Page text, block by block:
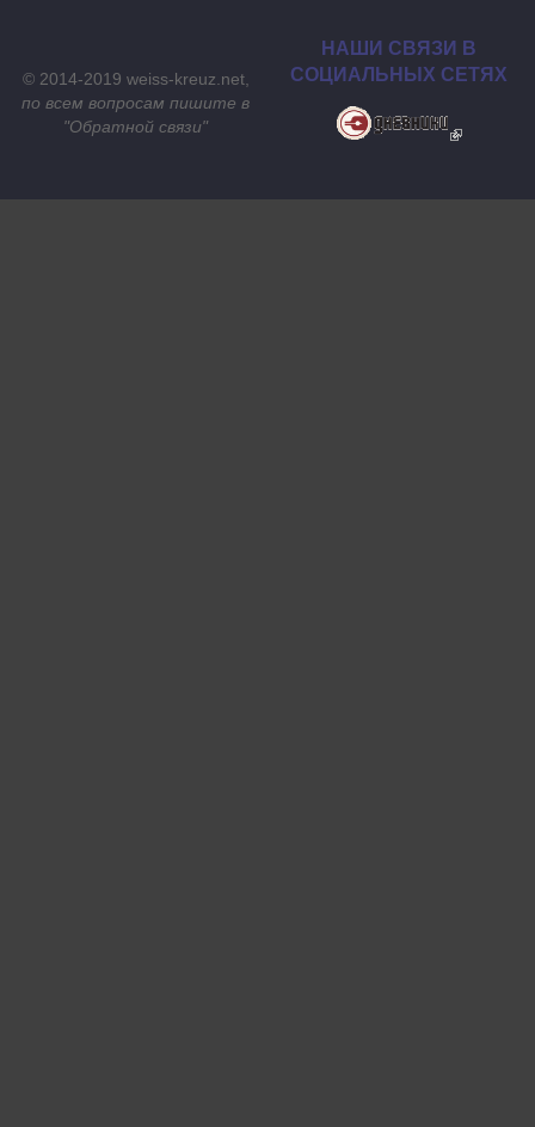
© 2014-2019 weiss-kreuz.net,
по всем вопросам пишите в
"Обратной связи"
НАШИ СВЯЗИ В
СОЦИАЛЬНЫХ СЕТЯХ